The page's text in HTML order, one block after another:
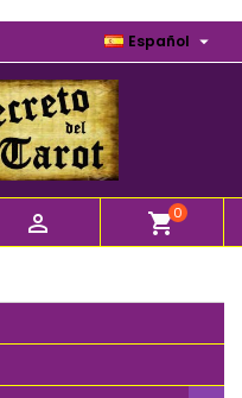
Español 
 shopping_cart0